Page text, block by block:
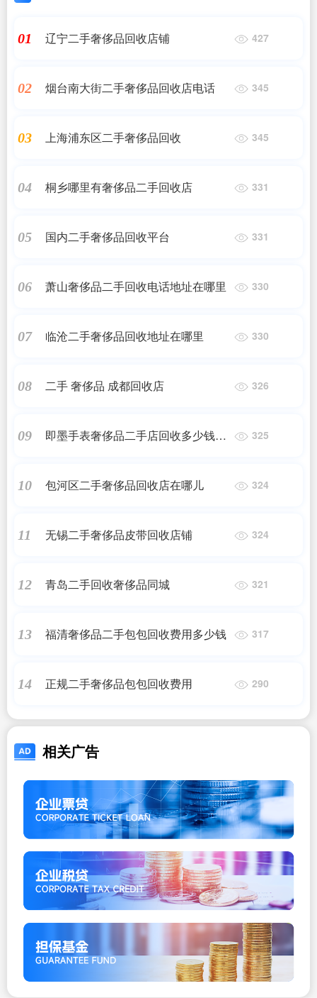
01 辽宁二手奢侈品回收店铺 427
02 烟台南大街二手奢侈品回收店电话 345
03 上海浦东区二手奢侈品回收 345
04 桐乡哪里有奢侈品二手回收店 331
05 国内二手奢侈品回收平台 331
06 萧山奢侈品二手回收电话地址在哪里 330
07 临沧二手奢侈品回收地址在哪里 330
08 二手 奢侈品 成都回收店 326
09
即墨手表奢侈品二手店回收多少钱啊
325
10 包河区二手奢侈品回收店在哪儿 324
11 无锡二手奢侈品皮带回收店铺 324
12 青岛二手回收奢侈品同城 321
13 福清奢侈品二手包包回收费用多少钱 317
14 正规二手奢侈品包包回收费用 290
相关广告